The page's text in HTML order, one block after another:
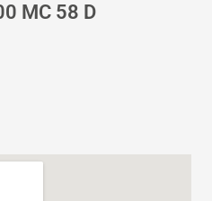
MC 58 D